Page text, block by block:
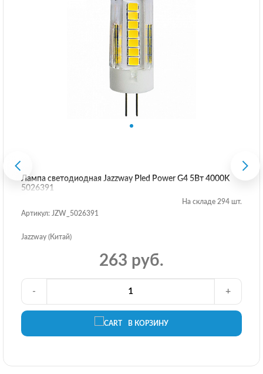
Лампа светодиодная Jazzway Pled Power G4 5Вт 4000K
5026391
На складе 294 шт.
Артикул: JZW_5026391
Jazzway (Китай)
263 руб.
В КОРЗИНУ
- +